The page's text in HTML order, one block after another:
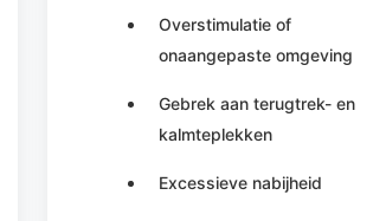
Overstimulatie of
onaangepaste omgeving
Gebrek aan terugtrek- en
kalmteplekken
Excessieve nabijheid